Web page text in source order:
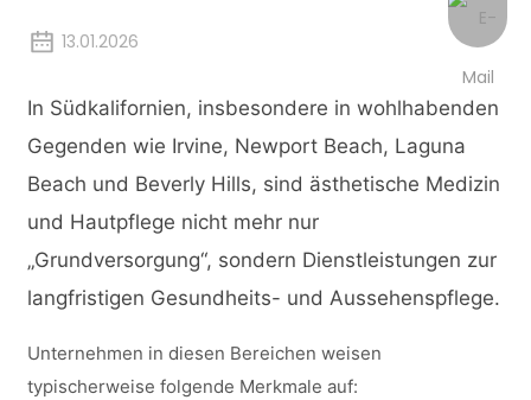
13.01.2026
In Südkalifornien, insbesondere in wohlhabenden
Gegenden wie Irvine, Newport Beach, Laguna
Beach und Beverly Hills, sind ästhetische Medizin
und Hautpflege nicht mehr nur
„Grundversorgung“, sondern Dienstleistungen zur
langfristigen Gesundheits- und Aussehenspflege.
Unternehmen in diesen Bereichen weisen
typischerweise folgende Merkmale auf: